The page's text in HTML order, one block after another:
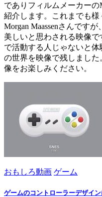
でありフィルムメーカーの
紹介します。これまでも
Morgan Maassenさんです
美しいと思わされる映像
で活動する人じゃないと
の世界を映像で残しまし
像をお楽しみください。
おもしろ動画 ゲーム
ゲームのコントローラーデザイ